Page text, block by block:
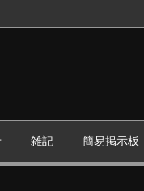
雑記 簡易掲示板